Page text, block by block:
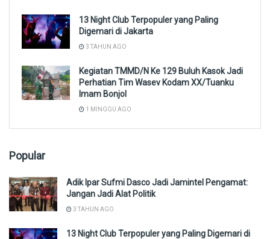
13 Night Club Terpopuler yang Paling
Digemari di Jakarta
3 TAHUN AGO
Kegiatan TMMD/N Ke 129 Buluh Kasok Jadi
Perhatian Tim Wasev Kodam XX/Tuanku
Imam Bonjol
1 MINGGU AGO
Popular
Adik Ipar Sufmi Dasco Jadi Jamintel Pengamat:
Jangan Jadi Alat Politik
3 TAHUN AGO
13 Night Club Terpopuler yang Paling Digemari di